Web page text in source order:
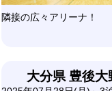
隣接の広々アリーナ！
大分県 豊後大